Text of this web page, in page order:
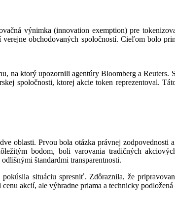
výnimka (innovation exemption) pre
obchodovaných spoločností. Cieľom bolo
na ktorý upozornili agentúry Bloomberg a
spoločnosti, ktorej akcie token reprezentoval.
oblasti. Prvou bola otázka právnej
bodom, boli varovania tradičných
štandardmi transparentnosti.
situáciu spresniť. Zdôraznila, že
akcií, ale výhradne priama a technicky